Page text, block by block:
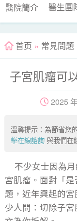
醫院簡介 醫生團
首页 » 常見問題
子宮肌瘤可
2025
溫馨提示：為節省您
擊在線諮詢 與我們在
不少女士因為
宮肌瘤。面對「
題，近年興起的
少人問：切除子